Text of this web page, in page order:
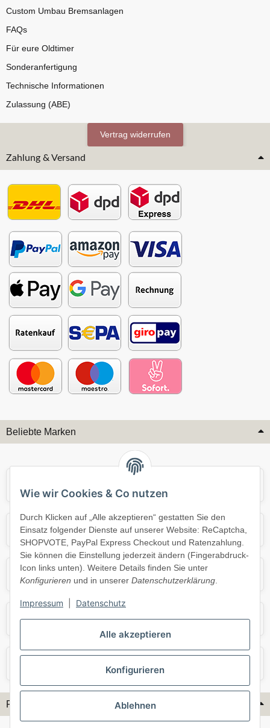
Alle akzeptieren
Konfigurieren
Ablehnen
Wie wir Cookies & Co nutzen
Durch Klicken auf „Alle akzeptieren“ gestatten Sie den
Einsatz folgender Dienste auf unserer Website: ReCaptcha,
SHOPVOTE, PayPal Express Checkout und Ratenzahlung.
Sie können die Einstellung jederzeit ändern (Fingerabdruck-
Icon links unten). Weitere Details finden Sie unter
Konfigurieren und in unserer Datenschutzerklärung.
Impressum Datenschutz
Custom Umbau Bremsanlagen
FAQs
Für eure Oldtimer
Sonderanfertigung
Technische Informationen
Zulassung (ABE)
Vertrag widerrufen
Zahlung & Versand
Beliebte Marken
Mercedes Mini
Opel Porsche
Skoda Smart
Flex-Hydraulik...